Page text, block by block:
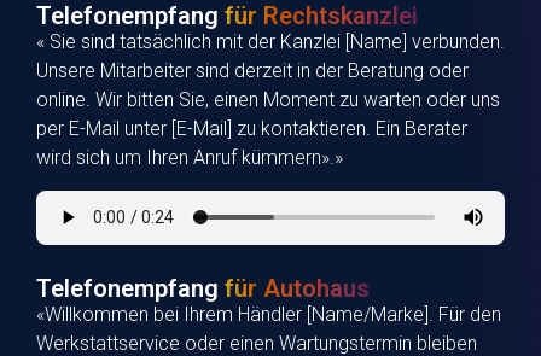
Telefonempfang für Rechtskanzlei
« Sie sind tatsächlich mit der Kanzlei [Name] verbunden.
Unsere Mitarbeiter sind derzeit in der Beratung oder
online. Wir bitten Sie, einen Moment zu warten oder uns
per E-Mail unter [E-Mail] zu kontaktieren. Ein Berater
wird sich um Ihren Anruf kümmern».»
Telefonempfang für Autohaus
«Willkommen bei Ihrem Händler [Name/Marke]. Für den
Werkstattservice oder einen Wartungstermin bleiben